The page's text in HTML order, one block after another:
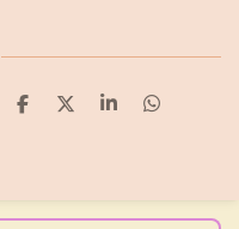
D
D
S
D